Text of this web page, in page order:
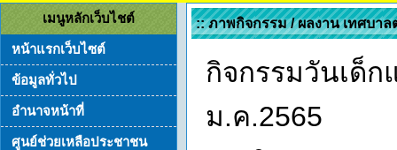
เมนูหลักเว็บไชต์
หน้าแรกเว็บไซต์
ข้อมูลทั่วไป
อำนาจหน้าที่
ศูนย์ช่วยเหลือประชาชน
:: ภาพกิจกรรม / ผลงาน เทศบา
กิจกรรมวันเด็
ม.ค.2565